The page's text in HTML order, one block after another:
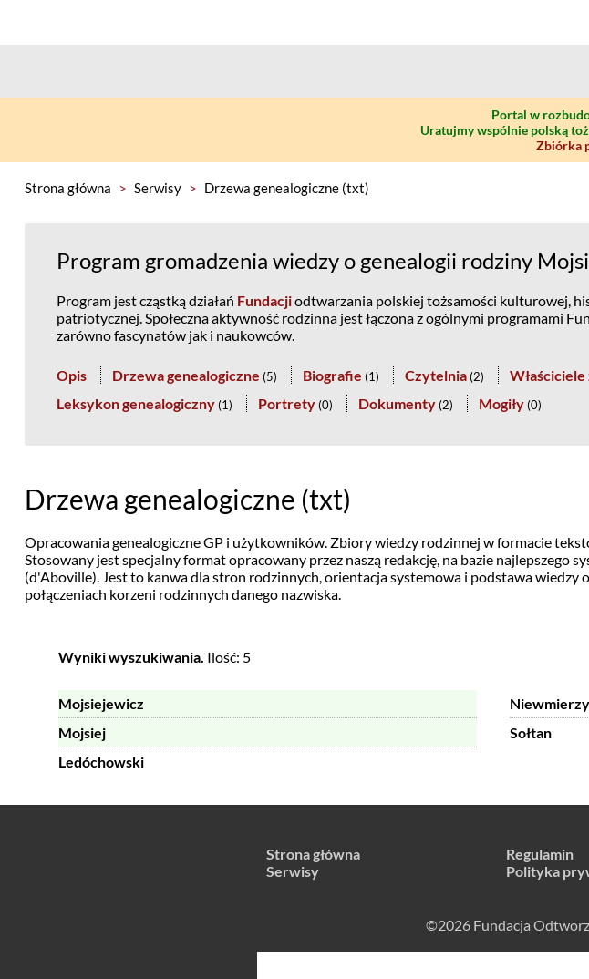
Portal w
Uratujmy wspólnie polską
Zbiórka
Strona główna > Serwisy > Drzewa genealogiczne (txt)
Program gromadzenia wiedzy o genealogii rodziny
Program jest cząstką działań Fundacjiodtwarzania polskiej tożsamości kulturowej,
patriotycznej. Społeczna aktywność rodzinna jest łączona z ogólnymi programami
zarówno fascynatów jak i naukowców.
Opis Drzewa genealogiczne (5) Biografie (1) Czytelnia (2)
Leksykon genealogiczny (1) Portrety (0) Dokumenty (2) Mogiły (0)
Drzewa genealogiczne (txt)
Opracowania genealogiczne GP i użytkowników. Zbiory wiedzy rodzinnej w formacie
Stosowany jest specjalny format opracowany przez naszą redakcję, na bazie najlepszego
(d'Aboville). Jest to kanwa dla stron rodzinnych, orientacja systemowa i podstawa wiedzy o
połączeniach korzeni rodzinnych danego nazwiska.
Wyniki wyszukiwania. Ilość: 5
Mojsiejewicz
Mojsiej
Ledóchowski
Sołtan
Strona główna
Serwisy
Regulamin
Polityka
©2026 Fundacja